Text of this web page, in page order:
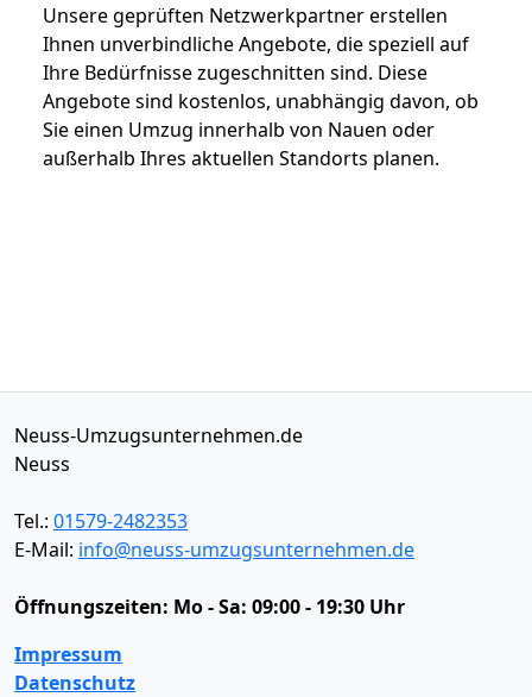
Unsere geprüften Netzwerkpartner erstellen
Ihnen unverbindliche Angebote, die speziell auf
Ihre Bedürfnisse zugeschnitten sind. Diese
Angebote sind kostenlos, unabhängig davon, ob
Sie einen Umzug innerhalb von Nauen oder
außerhalb Ihres aktuellen Standorts planen.
Neuss-Umzugsunternehmen.de
Neuss
Tel.: 01579-2482353
E-Mail: info@neuss-umzugsunternehmen.de
Öffnungszeiten: Mo - Sa: 09:00 - 19:30 Uhr
Impressum
Datenschutz